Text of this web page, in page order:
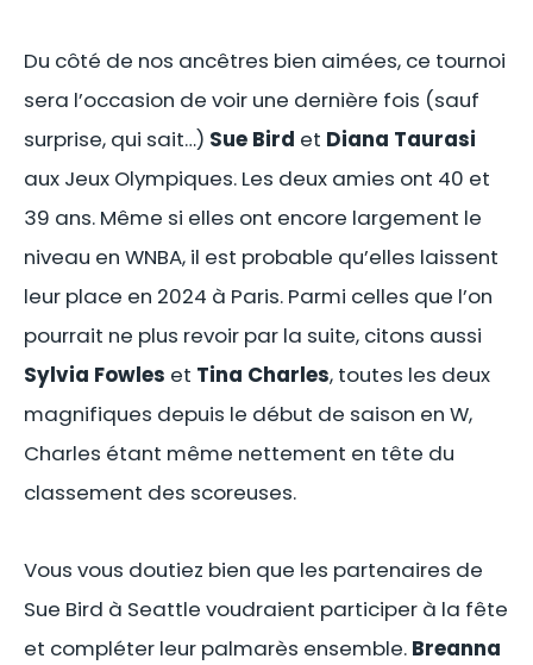
Du côté de nos ancêtres bien aimées, ce tournoi
sera l’occasion de voir une dernière fois (sauf
surprise, qui sait…) Sue Bird et Diana Taurasi
aux Jeux Olympiques. Les deux amies ont 40 et
39 ans. Même si elles ont encore largement le
niveau en WNBA, il est probable qu’elles laissent
leur place en 2024 à Paris. Parmi celles que l’on
pourrait ne plus revoir par la suite, citons aussi
Sylvia Fowles et Tina Charles, toutes les deux
magnifiques depuis le début de saison en W,
Charles étant même nettement en tête du
classement des scoreuses.
Vous vous doutiez bien que les partenaires de
Sue Bird à Seattle voudraient participer à la fête
et compléter leur palmarès ensemble. Breanna